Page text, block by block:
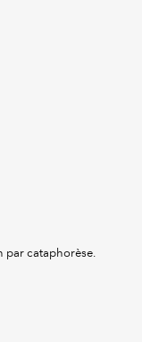
par cataphorèse.